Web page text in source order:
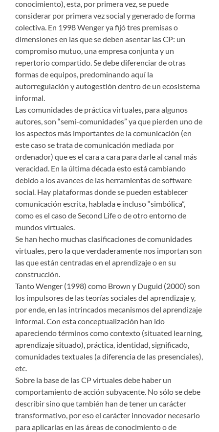
conocimiento), esta, por primera vez, se puede
considerar por primera vez social y generado de forma
colectiva. En 1998 Wenger ya fijó tres premisas o
dimensiones en las que se deben asentar las CP: un
compromiso mutuo, una empresa conjunta y un
repertorio compartido. Se debe diferenciar de otras
formas de equipos, predominando aquí la
autorregulación y autogestión dentro de un ecosistema
informal.
Las comunidades de práctica virtuales, para algunos
autores, son “semi-comunidades” ya que pierden uno de
los aspectos más importantes de la comunicación (en
este caso se trata de comunicación mediada por
ordenador) que es el cara a cara para darle al canal más
veracidad. En la última década esto está cambiando
debido a los avances de las herramientas de software
social. Hay plataformas donde se pueden establecer
comunicación escrita, hablada e incluso “simbólica”,
como es el caso de Second Life o de otro entorno de
mundos virtuales.
Se han hecho muchas clasificaciones de comunidades
virtuales, pero la que verdaderamente nos importan son
las que están centradas en el aprendizaje o en su
construcción.
Tanto Wenger (1998) como Brown y Duguid (2000) son
los impulsores de las teorías sociales del aprendizaje y,
por ende, en las intrincados mecanismos del aprendizaje
informal. Con esta conceptualización han ido
apareciendo términos como contexto (situated learning,
aprendizaje situado), práctica, identidad, significado,
comunidades textuales (a diferencia de las presenciales),
etc.
Sobre la base de las CP virtuales debe haber un
comportamiento de acción subyacente. No sólo se debe
describir sino que también han de tener un carácter
transformativo, por eso el carácter innovador necesario
para aplicarlas en las áreas de conocimiento o de